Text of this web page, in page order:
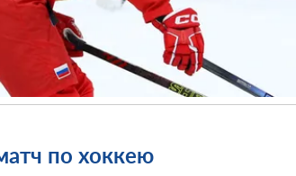
по хоккею